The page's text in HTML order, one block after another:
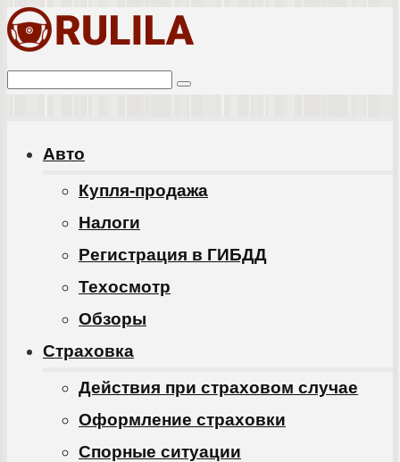
Перейти
контенту
Поиск:
Авто
Купля-продажа
Налоги
Регистрация в ГИБДД
Техосмотр
Обзоры
Cтраховка
Действия при страховом случае
Оформление страховки
Спорные ситуации